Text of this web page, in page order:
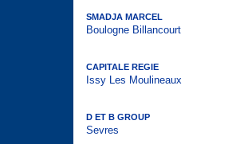
SMADJA MARCEL
Boulogne Billancourt
CAPITALE REGIE
Issy Les Moulineaux
D ET B GROUP
Sevres